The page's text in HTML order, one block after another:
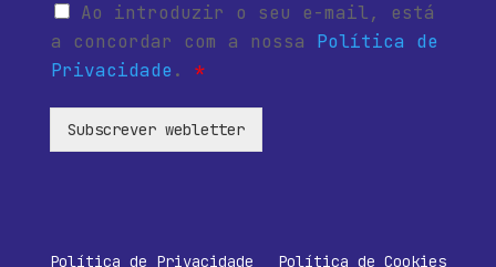
Ao introduzir o seu e-mail, está
a concordar com a nossa Política de
Privacidade . *
Subscrever webletter
Política de Privacidade Política de Cookies